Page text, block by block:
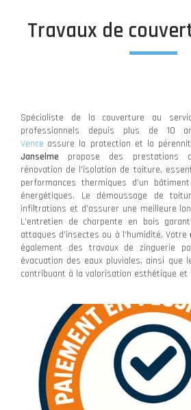
Travaux de
Spécialiste de la couverture au
professionnels depuis plus de 10
Vence assure la protection et la
Janselme propose des prestations
rénovation de l’isolation de toiture,
performances thermiques d’un
énergétiques. Le démoussage de
infiltrations et d’assurer une meilleure
L’entretien de charpente en bois
attaques d’insectes ou à l’humidité. Votre
également des travaux de zinguerie
évacuation des eaux pluviales, ainsi que
contribuant à la valorisation esthétique et